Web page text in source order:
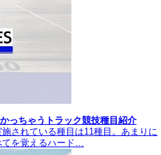
っちゃうトラック競技種目紹介
されている種目は11種目。あまりに
てを覚えるハード…